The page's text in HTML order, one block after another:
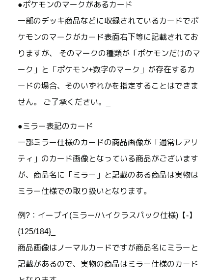
●ポケモンのマークがあるカード
一部のデッキ商品などに収録されているカードでポ
ケモンのマークがカード表面右下等に記載されてお
りますが、 そのマークの種類が「ポケモンだけのマ
ーク」と「ポケモン+数字のマーク」が存在するカ
ードの場合、そのいずれかを指定することはできま
せん。 ご了承ください。_
●ミラー表記のカード
一部ミラー仕様のカードの商品画像が「通常レアリ
ティ」のカード画像となっている商品がございます
が、商品名に「ミラー」と記載のある商品は実物は
ミラー仕様での取り扱いとなります。
例?：イーブイ(ミラー/ハイクラスパック仕様)【-】
{125/184}_
商品画像はノーマルカードですが商品名にミラーと
記載があるので、実物の商品はミラー仕様のカード